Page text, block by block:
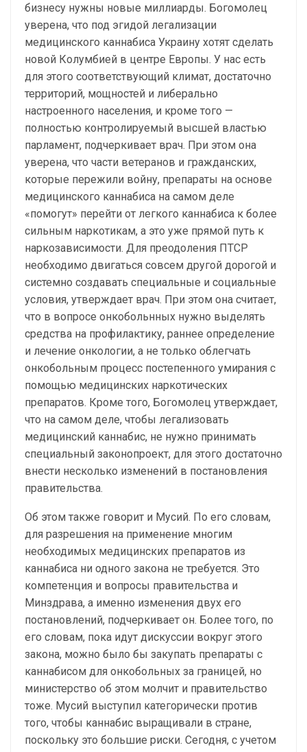
бизнесу нужны новые миллиарды. Богомолец
уверена, что под эгидой легализации
медицинского каннабиса Украину хотят сделать
новой Колумбией в центре Европы. У нас есть
для этого соответствующий климат, достаточно
территорий, мощностей и либерально
настроенного населения, и кроме того —
полностью контролируемый высшей властью
парламент, подчеркивает врач. При этом она
уверена, что части ветеранов и гражданских,
которые пережили войну, препараты на основе
медицинского каннабиса на самом деле
«помогут» перейти от легкого каннабиса к более
сильным наркотикам, а это уже прямой путь к
наркозависимости. Для преодоления ПТСР
необходимо двигаться совсем другой дорогой и
системно создавать специальные и социальные
условия, утверждает врач. При этом она считает,
что в вопросе онкобольнных нужно выделять
средства на профилактику, раннее определение
и лечение онкологии, а не только облегчать
онкобольным процесс постепенного умирания с
помощью медицинских наркотических
препаратов. Кроме того, Богомолец утверждает,
что на самом деле, чтобы легализовать
медицинский каннабис, не нужно принимать
специальный законопроект, для этого достаточно
внести несколько изменений в постановления
правительства.
Об этом также говорит и Мусий. По его словам,
для разрешения на применение многим
необходимых медицинских препаратов из
каннабиса ни одного закона не требуется. Это
компетенция и вопросы правительства и
Минздрава, а именно изменения двух его
постановлений, подчеркивает он. Более того, по
его словам, пока идут дискуссии вокруг этого
закона, можно было бы закупать препараты с
каннабисом для онкобольных за границей, но
министерство об этом молчит и правительство
тоже. Мусий выступил категорически против
того, чтобы каннабис выращивали в стране,
поскольку это большие риски. Сегодня, с учетом